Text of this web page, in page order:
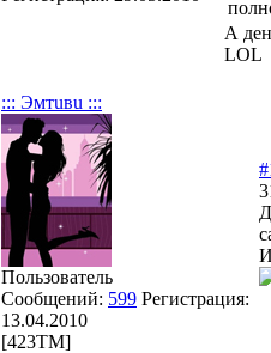
А
LOL
::: Эмтuвu :::
Пользователь
Сообщений: 599 Регистрация:
13.04.2010
[423TM]